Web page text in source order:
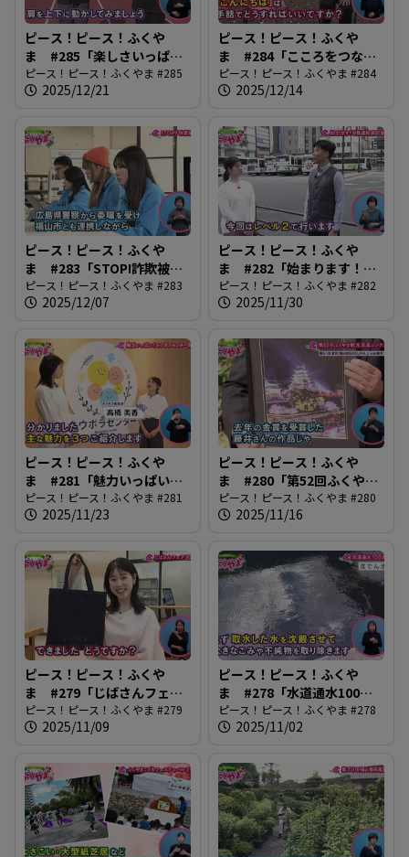
ピース！ピース！ふくや
ま #285「楽しさいっぱ
い！ふくやまマラソン」
ピース！ピース！ふくやま #285
2025/12/21
ピース！ピース！ふくや
ま #284「こころをつなぐ
手話言語」
ピース！ピース！ふくやま #284
2025/12/14
ピース！ピース！ふくや
ま #283「STOP!詐欺被
害」
ピース！ピース！ふくやま #283
2025/12/07
ピース！ピース！ふくや
ま #282「始まります！自
動運転実証実験」
ピース！ピース！ふくやま #282
2025/11/30
ピース！ピース！ふくや
ま #281「魅力いっぱい！
ネウボラセンター開設」
ピース！ピース！ふくやま #281
2025/11/23
ピース！ピース！ふくや
ま #280「第52回ふくやま
観光写真コンテスト」
ピース！ピース！ふくやま #280
2025/11/16
ピース！ピース！ふくや
ま #279「じばさんフェア
2025」
ピース！ピース！ふくやま #279
2025/11/09
ピース！ピース！ふくや
ま #278「水道通水100周
年」
ピース！ピース！ふくやま #278
2025/11/02